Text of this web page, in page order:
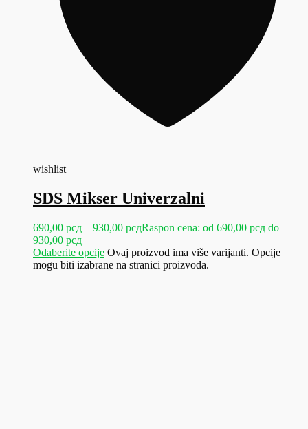
wishlist
SDS Mikser Univerzalni
690,00 рсд – 930,00 рсдRaspon cena: od 690,00 рсд do
930,00 рсд
Odaberite opcije Ovaj proizvod ima više varijanti. Opcije
mogu biti izabrane na stranici proizvoda.